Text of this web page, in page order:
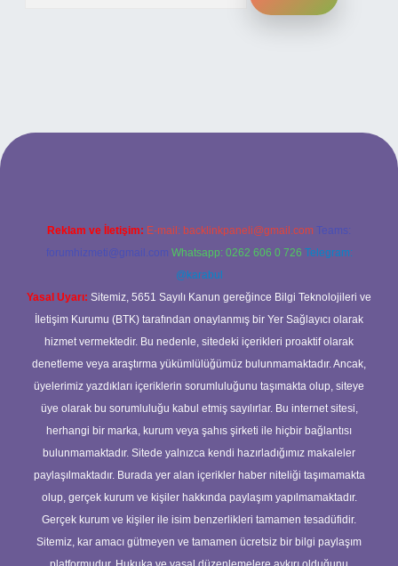
mobil giriş
Reklam ve İletişim: E-mail: backlinkpaneli@gmail.com Teams:
forumhizmeti@gmail.com Whatsapp: 0262 606 0 726 Telegram:
@karabul
Yasal Uyarı: Sitemiz, 5651 Sayılı Kanun gereğince Bilgi Teknolojileri ve
İletişim Kurumu (BTK) tarafından onaylanmış bir Yer Sağlayıcı olarak
hizmet vermektedir. Bu nedenle, sitedeki içerikleri proaktif olarak
denetleme veya araştırma yükümlülüğümüz bulunmamaktadır. Ancak,
üyelerimiz yazdıkları içeriklerin sorumluluğunu taşımakta olup, siteye
üye olarak bu sorumluluğu kabul etmiş sayılırlar. Bu internet sitesi,
herhangi bir marka, kurum veya şahıs şirketi ile hiçbir bağlantısı
bulunmamaktadır. Sitede yalnızca kendi hazırladığımız makaleler
paylaşılmaktadır. Burada yer alan içerikler haber niteliği taşımamakta
olup, gerçek kurum ve kişiler hakkında paylaşım yapılmamaktadır.
Gerçek kurum ve kişiler ile isim benzerlikleri tamamen tesadüfidir.
Sitemiz, kar amacı gütmeyen ve tamamen ücretsiz bir bilgi paylaşım